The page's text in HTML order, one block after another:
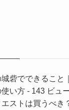
砦でできること
い方- 143 ビュ
ストは買うべき